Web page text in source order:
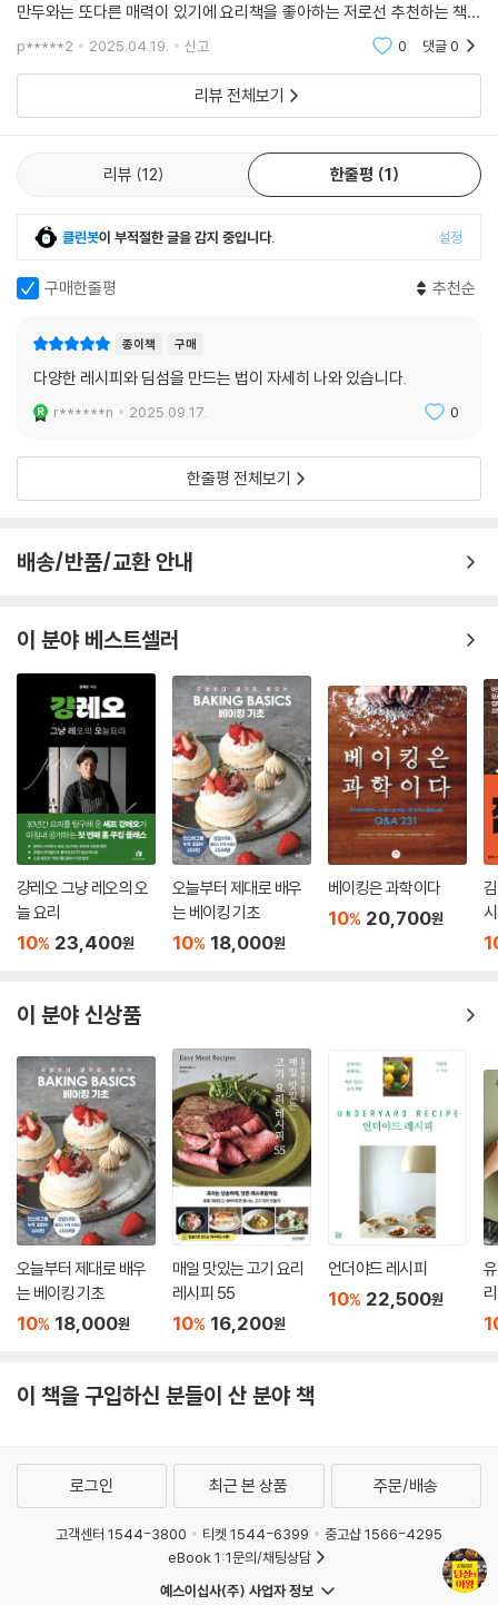
만두와는 또다른 매력이 있기에 요리책을 좋아하는 저로선 추천하는 책입
p*****2 2025.04.19. 신고 0 댓글0
리뷰 전체보기
리뷰 12 한줄평 1
클린봇이 부적절한 글을 감지 중입니다. 설정
구매한줄평 추천순
종이책 구매
다양한 레시피와 딤섬을 만드는 법이 자세히 나와 있습니다.
r******n 2025.09.17. 0
한줄평 전체보기
배송/반품/교환 안내
이 분야 베스트셀러
걍레오 그냥 레오의 오
늘 요리
10% 23,400원
오늘부터 제대로 배우
는 베이킹 기초
10% 18,000원
베이킹은 과학이다
10% 20,700원
이 분야 신상품
오늘부터 제대로 배우
는 베이킹 기초
10% 18,000원
매일 맛있는 고기 요리
레시피 55
10% 16,200원
언더야드 레시피
10% 22,500원
이 책을 구입하신 분들이 산 분야 책
로그인 최근 본 상품 주문/배송
고객센터 1544-3800 티켓 1544-6399
중고샵 1566-4295
eBook 1:1문의/채팅상담
예스이십사(주) 사업자 정보